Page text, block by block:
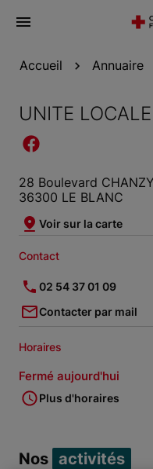
Ouvrir
Accueil Annuaire
UNITE
28 Boulevard CHANZY
36300 LE BLANC
Voir sur la carte
Contact
02 54 37 01 09
Contacter par mail
Horaires
Fermé aujourd'hui
Plus d'horaires
Nos activités